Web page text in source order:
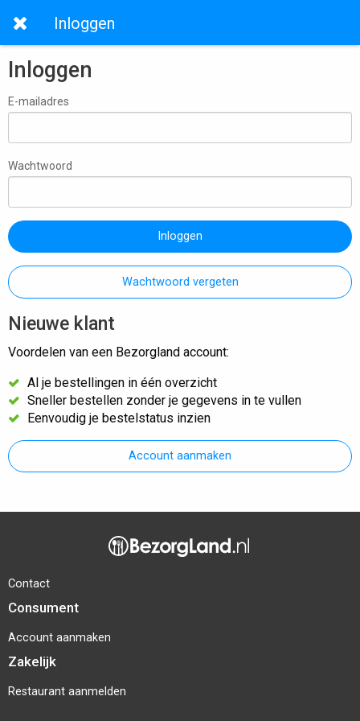
Inloggen
Inloggen
E-mailadres
Wachtwoord
Inloggen
Wachtwoord vergeten
Nieuwe klant
Voordelen van een Bezorgland account:
Al je bestellingen in één overzicht
Sneller bestellen zonder je gegevens in te vullen
Eenvoudig je bestelstatus inzien
Account aanmaken
Contact
Consument
Account aanmaken
Zakelijk
Restaurant aanmelden